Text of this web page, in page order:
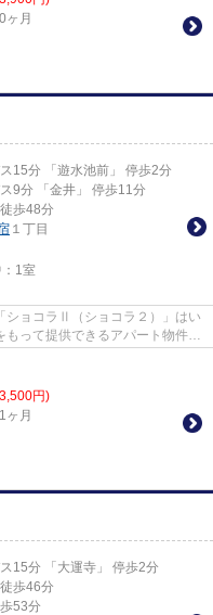
ヶ月
ス15分 「遊水池前」 停歩2分
ス9分 「金井」 停歩11分
徒歩48分
１丁目
1室
ショコラⅡ（ショコラ２）」はい
って提供できるアパート物件。
円)
ヶ月
ス15分 「大運寺」 停歩2分
徒歩46分
53分